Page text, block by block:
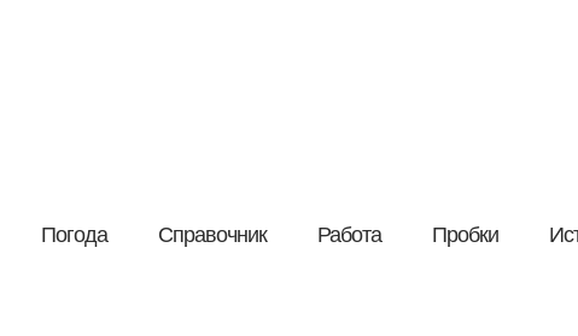
Погода Справочник Работа Пробки